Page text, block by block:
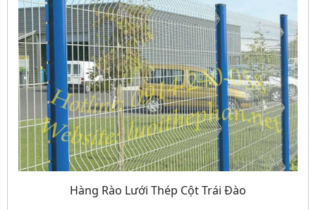
Hàng Rào Lưới Thép Cột Trái Đào